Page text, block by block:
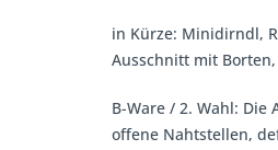
in Kürze: Minidirndl,
Ausschnitt mit
B-Ware / 2. Wahl:
offene Nahtstellen,